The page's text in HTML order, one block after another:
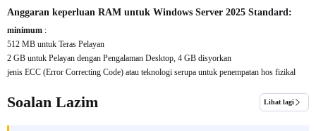
Anggaran keperluan RAM untuk Windows Server 2025 Standard:
minimum :
512 MB untuk Teras Pelayan
2 GB untuk Pelayan dengan Pengalaman Desktop, 4 GB disyorkan
jenis ECC (Error Correcting Code) atau teknologi serupa untuk penempatan hos fizikal
Soalan Lazim Lihat lagi